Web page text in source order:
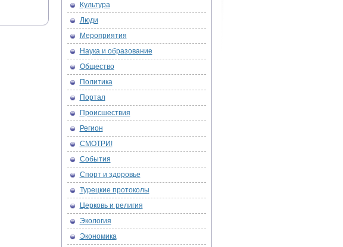
Культура
Люди
Мероприятия
Наука и образование
Общество
Политика
Портал
Происшествия
Регион
СМОТРИ!
События
Спорт и здоровье
Турецкие протоколы
Церковь и религия
Экология
Экономика